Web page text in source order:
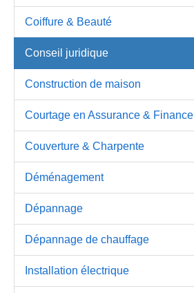
Coiffure & Beauté
Conseil juridique
Construction de maison
Courtage en Assurance & Finance
Couverture & Charpente
Déménagement
Dépannage
Dépannage de chauffage
Installation électrique